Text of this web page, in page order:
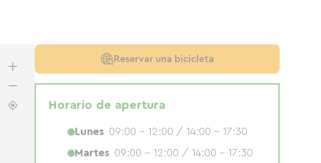
Reservar una bicicleta
Horario de apertura
Lunes 09:00 - 12:00 / 14:00 - 17:30
Martes 09:00 - 12:00 / 14:00 - 17:30